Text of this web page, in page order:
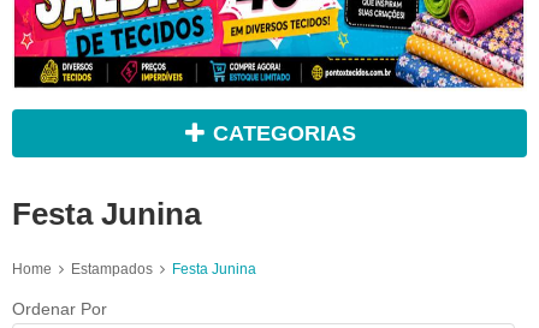
CATEGORIAS
Festa Junina
Home Estampados Festa Junina
Ordenar Por